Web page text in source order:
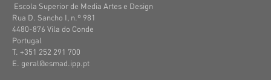
Escola Superior de Media Artes e Design
Rua D. Sancho I, n.º 981
4480-876 Vila do Conde
Portugal
T. +351 252 291 700
E. geral@esmad.ipp.pt